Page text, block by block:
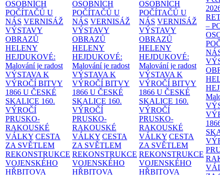
OSOBNÍCH
POČÍTAČŮ U
NÁS VERNISÁŽ
VÝSTAVY
OBRAZŮ
HELENY
HEJDUKOVÉ:
Malování je radost
VÝSTAVA K
VÝROČÍ BITVY
1866 U ČESKÉ
SKALICE 160.
VÝROČÍ
PRUSKO-
RAKOUSKÉ
VÁLKY CESTA
ZA SVĚTLEM
REKONSTRUKCE
VOJENSKÉHO
HŘBITOVA
OSOBNÍCH
POČÍTAČŮ U
NÁS VERNISÁŽ
VÝSTAVY
OBRAZŮ
HELENY
HEJDUKOVÉ:
Malování je radost
VÝSTAVA K
VÝROČÍ BITVY
1866 U ČESKÉ
SKALICE 160.
VÝROČÍ
PRUSKO-
RAKOUSKÉ
VÁLKY CESTA
ZA SVĚTLEM
REKONSTRUKCE
VOJENSKÉHO
HŘBITOVA
OSOBNÍCH
POČÍTAČŮ U
NÁS VERNISÁŽ
VÝSTAVY
OBRAZŮ
HELENY
HEJDUKOVÉ:
Malování je radost
VÝSTAVA K
VÝROČÍ BITVY
1866 U ČESKÉ
SKALICE 160.
VÝROČÍ
PRUSKO-
RAKOUSKÉ
VÁLKY CESTA
ZA SVĚTLEM
REKONSTRUKCE
VOJENSKÉHO
HŘBITOVA
–